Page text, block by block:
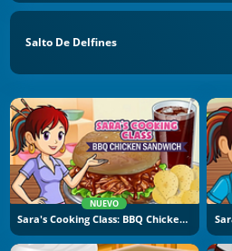
Salto De Delfines
NUEVO
Sara's Cooking Class: BBQ Chicken Sandwich